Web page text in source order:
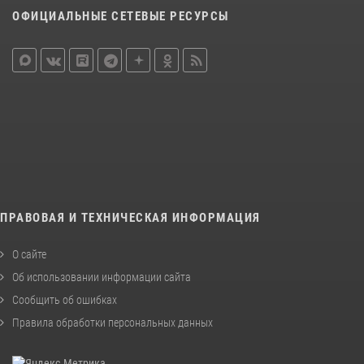
ОФИЦИАЛЬНЫЕ СЕТЕВЫЕ РЕСУРСЫ
ПРАВОВАЯ И ТЕХНИЧЕСКАЯ ИНФОРМАЦИЯ
О сайте
Об использовании информации сайта
Сообщить об ошибках
Правила обработки персональных данных